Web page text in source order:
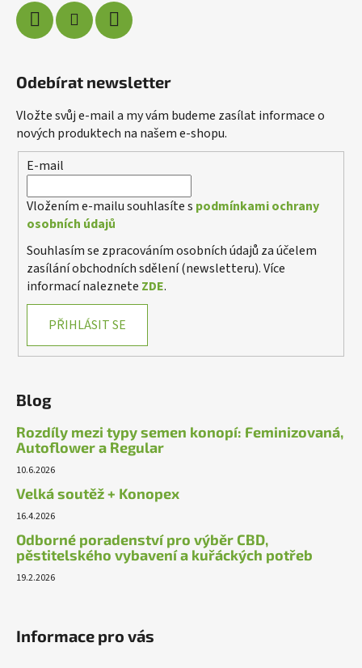
Odebírat newsletter
Vložte svůj e-mail a my vám budeme zasílat informace o
nových produktech na našem e-shopu.
E-mail
Vložením e-mailu souhlasíte s podmínkami ochrany
osobních údajů
Souhlasím se zpracováním osobních údajů za účelem
zasílání obchodních sdělení (newsletteru). Více
informací naleznete ZDE.
PŘIHLÁSIT SE
Blog
Rozdíly mezi typy semen konopí: Feminizovaná,
Autoflower a Regular
10.6.2026
Velká soutěž + Konopex
16.4.2026
Odborné poradenství pro výběr CBD,
pěstitelského vybavení a kuřáckých potřeb
19.2.2026
Informace pro vás
Powered by chaterimo